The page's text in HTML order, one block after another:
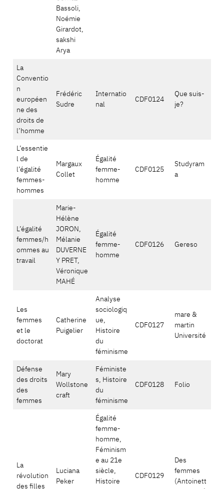
Bassoli,
Noémie
Girardot,
sakshi
Arya
La
Conventio
n
européen
ne des
droits de
l’homme
Frédéric
Sudre
Internatio
nal
CDF0124
Que suis-
je?
L’essentie
l de
l’égalité
femmes-
hommes
Margaux
Collet
Égalité
femme-
homme
CDF0125
Studyram
a
L’égalité
femmes/h
ommes au
travail
Marie-
Hélène
JORON,
Mélanie
DUVERNE
Y PRET,
Véronique
MAHÉ
Égalité
femme-
homme
CDF0126 Gereso
Les
femmes
et le
doctorat
Catherine
Puigelier
Analyse
sociologiq
ue,
Histoire
du
féminisme
CDF0127
mare &
martin
Université
Défense
des droits
des
femmes
Mary
Wollstone
craft
Féministe
s, Histoire
du
féminisme
CDF0128 Folio
La
révolution
des filles
Luciana
Peker
Égalité
femme-
homme,
Féminism
e au 21e
siècle,
Histoire
CDF0129
Des
femmes
(Antoinett